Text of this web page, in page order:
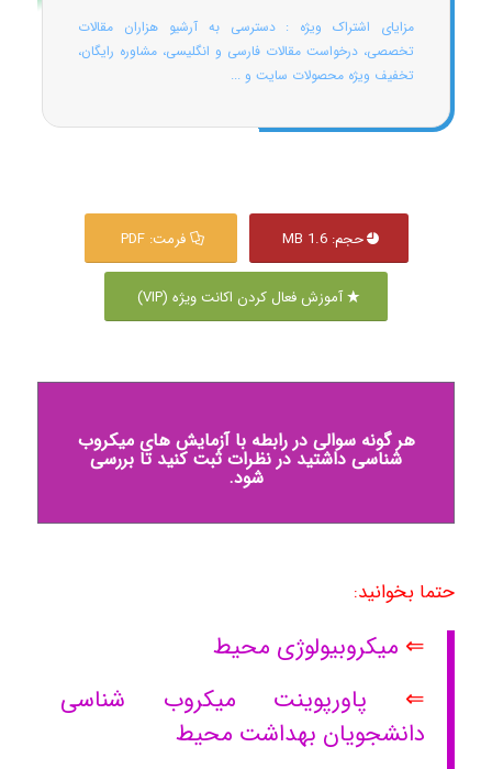
مزایای اشتراک ویژه : دسترسی به آرشیو هزاران مقالات
تخصصی، درخواست مقالات فارسی و انگلیسی، مشاوره رایگان،
تخفیف ویژه محصولات سایت و ...
حجم: 1.6 MB فرمت: PDF
آموزش فعال کردن اکانت ویژه (VIP)
هر گونه سوالی در رابطه با آزمایش های میکروب
شناسی داشتید در نظرات ثبت کنید تا بررسی
شود.
حتما بخوانید:
⇐ میکروبیولوژی محیط
⇐ پاورپوینت میکروب شناسی
دانشجویان بهداشت محیط